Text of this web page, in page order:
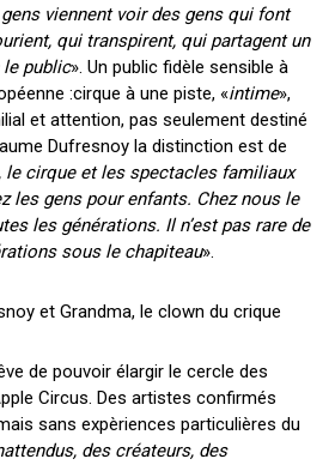
gens viennent voir des gens qui font
qui transpirent, qui partagent un
public». Un public fidèle sensible à
:cirque à une piste, «intime»,
et attention, pas seulement destiné
Dufresnoy la distinction est de
le cirque et les spectacles familiaux
les gens pour enfants. Chez nous le
les générations. Il n’est pas rare de
sous le chapiteau».
de pouvoir élargir le cercle des
Circus. Des artistes confirmés
sans expèriences particulières du
des créateurs, des